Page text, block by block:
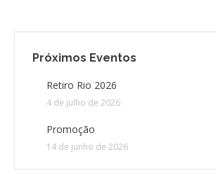
Próximos Eventos
Retiro Rio 2026
4 de julho de 2026
Promoção
14 de junho de 2026